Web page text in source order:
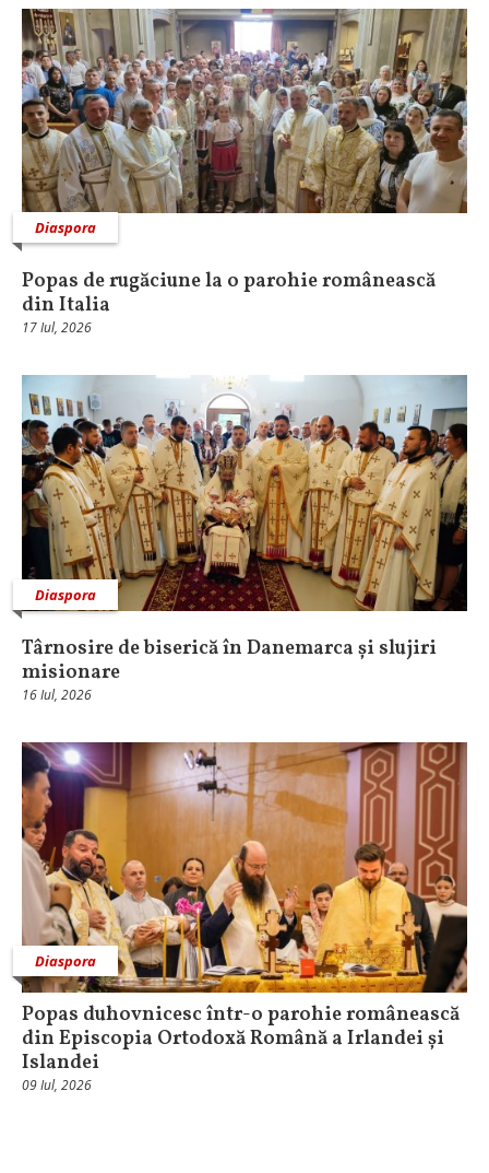
Diaspora
Popas de rugăciune la o parohie românească
din Italia
17 Iul, 2026
Diaspora
Târnosire de biserică în Danemarca și slujiri
misionare
16 Iul, 2026
Diaspora
Popas duhovnicesc într-o parohie românească
din Episcopia Ortodoxă Română a Irlandei și
Islandei
09 Iul, 2026